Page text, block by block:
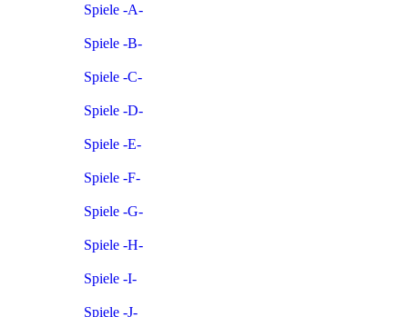
Spiele -A-
Spiele -B-
Spiele -C-
Spiele -D-
Spiele -E-
Spiele -F-
Spiele -G-
Spiele -H-
Spiele -I-
Spiele -J-